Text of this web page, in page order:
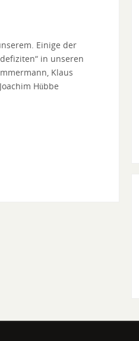
Einige der
in unseren
Klaus
Hübbe